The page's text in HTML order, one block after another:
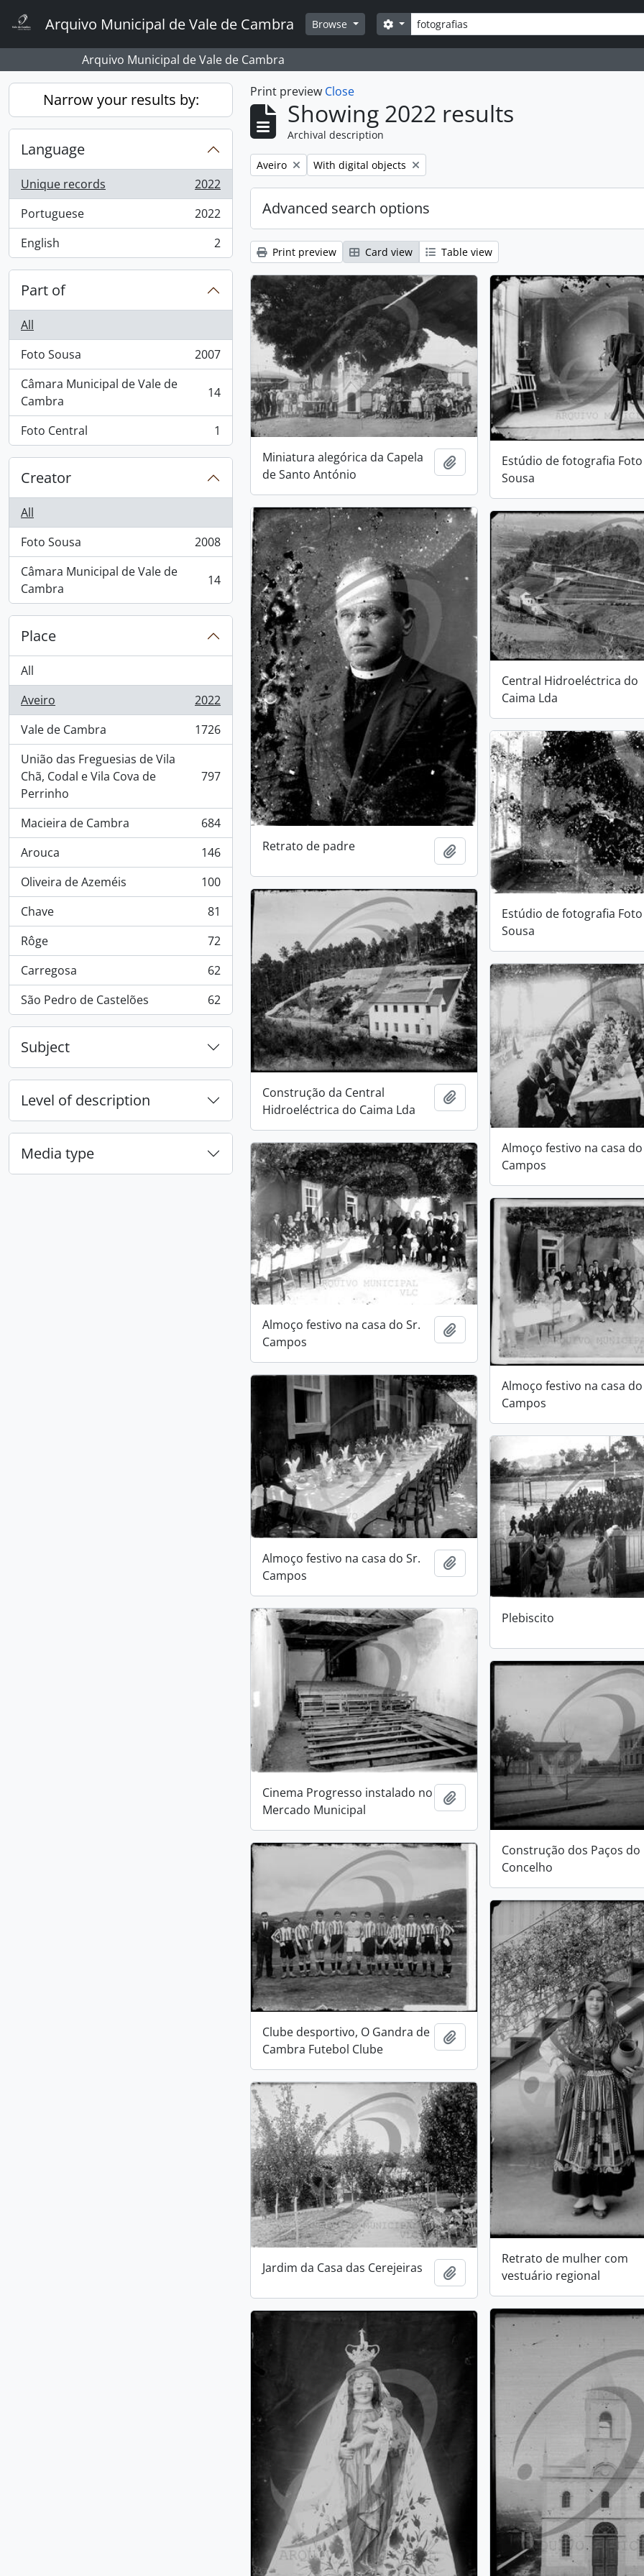
Arquivo Municipal de Vale de Cambra Browse Search
Search options
Arquivo Municipal de Vale de Cambra
Narrow your results by:
Language
Unique records
, 2022 results
2022
Portuguese
, 2022 results
2022
English
, 2 results 2
Part of
All
Foto Sousa
, 2007 results
2007
Câmara Municipal de Vale de
Cambra
, 14 results 14
Foto Central
, 1 results 1
Creator
All
Foto Sousa
, 2008 results
2008
Câmara Municipal de Vale de
Cambra
, 14 results 14
Place
All
Aveiro
, 2022 results
2022
Vale de Cambra
, 1726 results
1726
União das Freguesias de Vila
Chã, Codal e Vila Cova de
Perrinho
, 797 results 797
Macieira de Cambra
, 684 results
684
Arouca
, 146 results
146
Oliveira de Azeméis
, 100 results
100
Chave
, 81 results
81
Rôge
, 72 results
72
Carregosa
, 62 results
62
São Pedro de Castelões
, 62 results 62
Subject
Level of description
Media type
Print preview Close
Showing 2022 results
Archival description
Remove filter:
Aveiro Remove filter:
With digital objects
Advanced search options
Print preview Card view Table view
Miniatura alegórica da Capela
de Santo António
Add to clipboard
Estúdio de fotografia Foto
Sousa
Retrato de padre Add to clipboard
Central Hidroeléctrica do
Caima Lda
Estúdio de fotografia Foto
Sousa
Construção da Central
Hidroeléctrica do Caima Lda
Add to clipboard
Almoço festivo na casa do
Campos
Almoço festivo na casa do Sr.
Campos
Add to clipboard
Almoço festivo na casa do
Campos
Almoço festivo na casa do Sr.
Campos
Add to clipboard
Plebiscito
Cinema Progresso instalado no
Mercado Municipal
Add to clipboard
Construção dos Paços do
Concelho
Clube desportivo, O Gandra de
Cambra Futebol Clube
Add to clipboard
Retrato de mulher com
vestuário regional
Jardim da Casa das Cerejeiras Add to clipboard